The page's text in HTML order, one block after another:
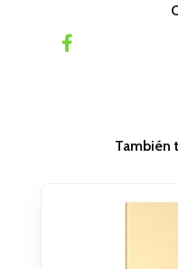
También